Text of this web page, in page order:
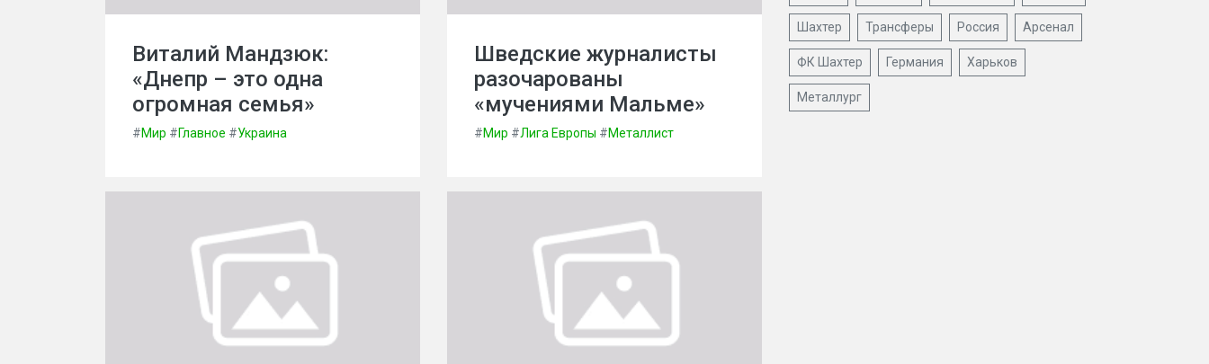
Виталий Мандзюк:
«Днепр – это одна
огромная семья»
#Мир #Главное #Украина
Шведские журналисты
разочарованы
«мучениями Мальме»
#Мир #Лига Европы #Металлист
Шахтер Трансферы Россия Арсенал
ФК Шахтер Германия Харьков
Металлург